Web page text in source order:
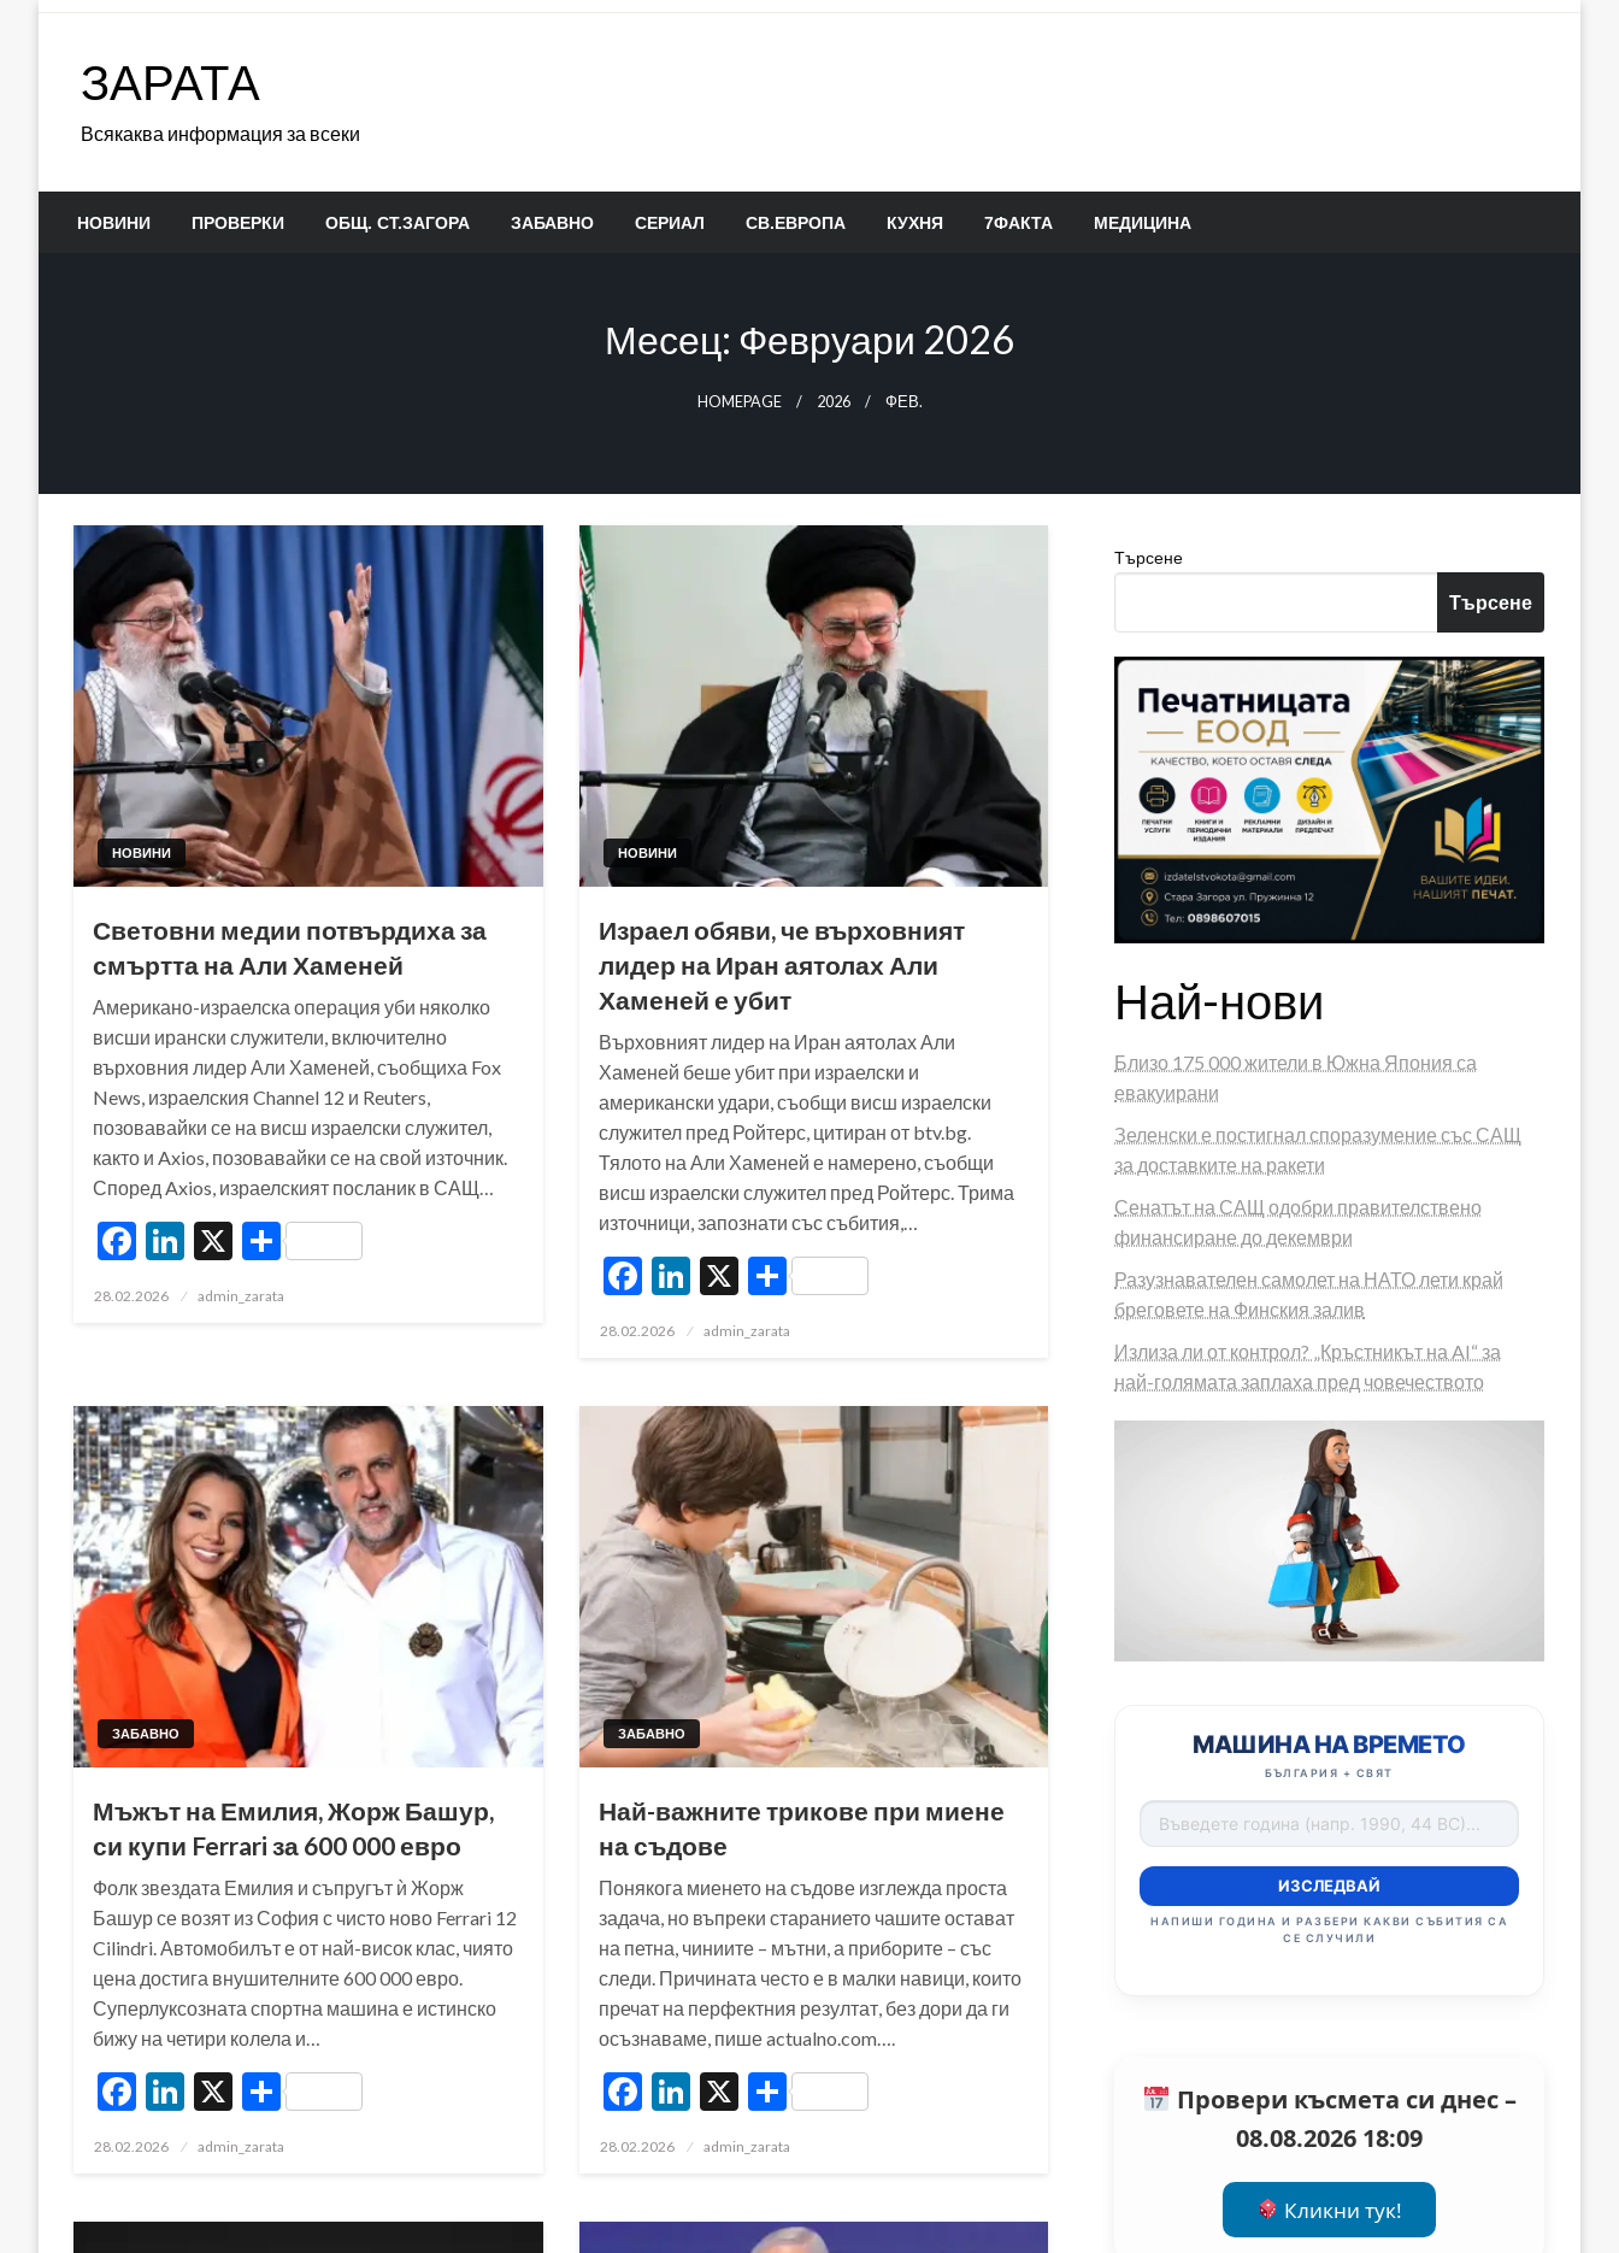
ЗАРАТА
Всякаква информация за всеки
НОВИНИ ПРОВЕРКИ ОБЩ. СТ.ЗАГОРА ЗАБАВНО СЕРИАЛ СВ.ЕВРОПА КУХНЯ 7ФАКТА МЕДИЦИНА
Месец: Февруари 2026
HOMEPAGE 2026 ФЕВ.
НОВИНИ
Световни медии потвърдиха за
смъртта на Али Хаменей
Американо-израелска операция уби няколко
висши ирански служители, включително
върховния лидер Али Хаменей, съобщиха Fox
News, израелския Channel 12 и Reuters,
позовавайки се на висш израелски служител,
както и Axios, позовавайки се на свой източник.
Според Axios, израелският посланик в САЩ…
Facebook
LinkedIn
X Share
Posted
28.02.2026 admin_zarata
НОВИНИ
Израел обяви, че върховният
лидер на Иран аятолах Али
Хаменей е убит
Върховният лидер на Иран аятолах Али
Хаменей беше убит при израелски и
американски удари, съобщи висш израелски
служител пред Ройтерс, цитиран от btv.bg.
Тялото на Али Хаменей е намерено, съобщи
висш израелски служител пред Ройтерс. Трима
източници, запознати със събития,…
Facebook
LinkedIn
X Share
Posted
28.02.2026 admin_zarata
ЗАБАВНО
Мъжът на Емилия, Жорж Башур,
си купи Ferrari за 600 000 евро
Фолк звездата Емилия и съпругът ѝ Жорж
Башур се возят из София с чисто ново Ferrari 12
Cilindri. Автомобилът е от най-висок клас, чиято
цена достига внушителните 600 000 евро.
Суперлуксозната спортна машина е истинско
бижу на четири колела и…
Facebook
LinkedIn
X Share
Posted
28.02.2026 admin_zarata
ЗАБАВНО
Най-важните трикове при миене
на съдове
Понякога миенето на съдове изглежда проста
задача, но въпреки старанието чашите остават
на петна, чиниите – мътни, а приборите – със
следи. Причината често е в малки навици, които
пречат на перфектния резултат, без дори да ги
осъзнаваме, пише actualno.com….
Facebook
LinkedIn
X Share
Posted
28.02.2026 admin_zarata
Търсене
Търсене
Най-нови
Близо 175 000 жители в Южна Япония са
евакуирани
Зеленски е постигнал споразумение със САЩ
за доставките на ракети
Сенатът на САЩ одобри правителствено
финансиране до декември
Разузнавателен самолет на НАТО лети край
бреговете на Финския залив
Излиза ли от контрол? „Кръстникът на AI“ за
най-голямата заплаха пред човечеството
МАШИНА НА ВРЕМЕТО
БЪЛГАРИЯ + СВЯТ
ИЗСЛЕДВАЙ
НАПИШИ ГОДИНА И РАЗБЕРИ КАКВИ СЪБИТИЯ СА
СЕ СЛУЧИЛИ
Провери късмета си днес –
08.08.2026 18:09
Кликни тук!